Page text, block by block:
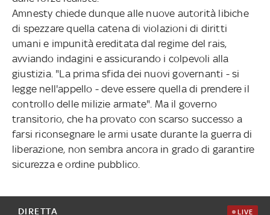
Amnesty chiede dunque alle nuove autorità libiche
di spezzare quella catena di violazioni di diritti
umani e impunità ereditata dal regime del rais,
avviando indagini e assicurando i colpevoli alla
giustizia. "La prima sfida dei nuovi governanti - si
legge nell'appello - deve essere quella di prendere il
controllo delle milizie armate". Ma il governo
transitorio, che ha provato con scarso successo a
farsi riconsegnare le armi usate durante la guerra di
liberazione, non sembra ancora in grado di garantire
sicurezza e ordine pubblico.
DIRETTA LIVE